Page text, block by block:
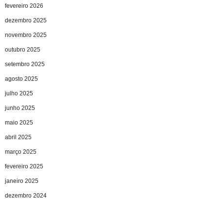
fevereiro 2026
dezembro 2025
novembro 2025
outubro 2025
setembro 2025
agosto 2025
julho 2025
junho 2025
maio 2025
abril 2025
março 2025
fevereiro 2025
janeiro 2025
dezembro 2024